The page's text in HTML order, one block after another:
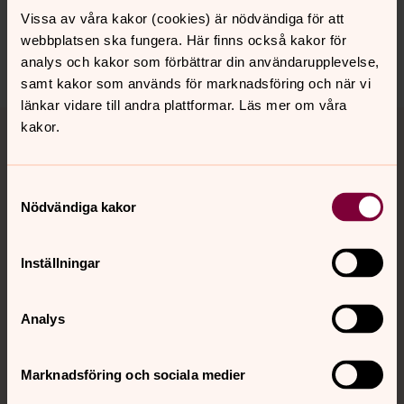
Vissa av våra kakor (cookies) är nödvändiga för att
webbplatsen ska fungera. Här finns också kakor för
analys och kakor som förbättrar din användarupplevelse,
samt kakor som används för marknadsföring och när vi
länkar vidare till andra plattformar. Läs mer om våra
kakor.
Nödvändiga kakor
Inställningar
Analys
Marknadsföring och sociala medier
Har du akut behov att prata med präst finns
Jourhavande präst kvällar och helger.
• Om du behöver akut psykisk vård - ring 112
• För psykiatrisk vård - kontakta din närmaste
vårdcentral
kan hjälpa dig på andra sätt också:
Känner du oro för din ekonomi? Du är inte ensam. Alla
kan hamna i ekonomiska problem där det är svårt att se
funderingar och sin oro med. Vi hoppas kunna lotsa dig